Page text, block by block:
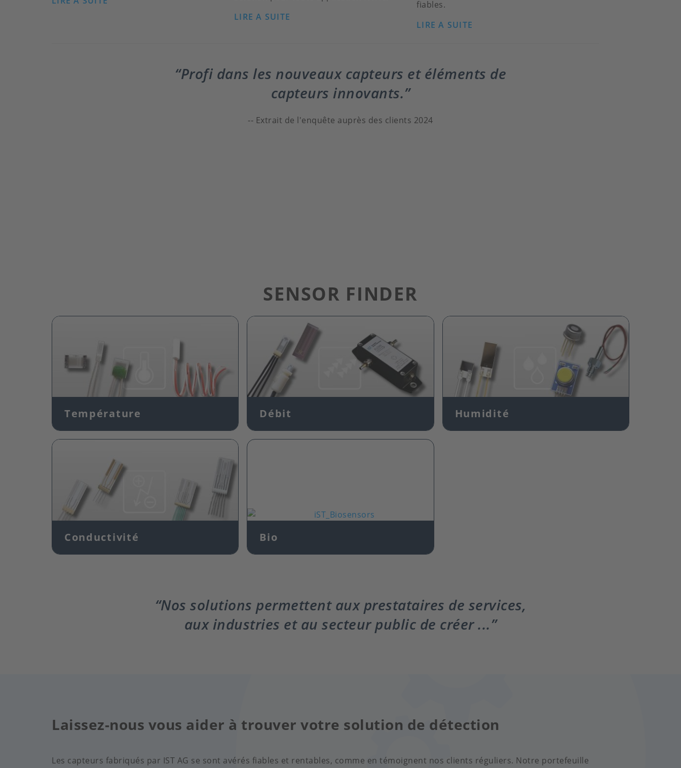
LIRE A SUITE
fiables.
LIRE A SUITE
Profi dans les nouveaux capteurs et éléments de
capteurs innovants.
Extrait de l'enquête auprès des clients 2024
SENSOR FINDER
Température Débit Humidité
Conductivité Bio
Image
Nos solutions permettent aux prestataires de services,
aux industries et au secteur public de créer ...
Laissez-nous vous aider à trouver votre solution de détection
Les capteurs fabriqués par IST AG se sont avérés fiables et rentables, comme en témoignent nos clients réguliers. Notre portefeuille